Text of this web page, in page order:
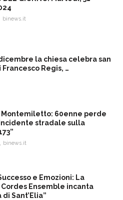
binews.it
la chiesa celebra san
Regis, …
Montemiletto: 60enne perde
stradale sulla
binews.it
e Emozioni: La
Ensemble incanta
Sant’Elia”